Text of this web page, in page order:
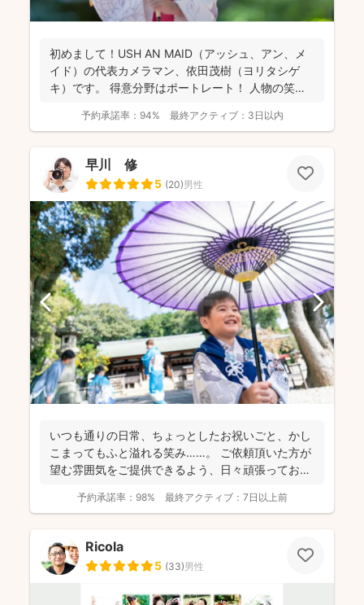
初めまして！USH AN MAID（アッシュ、アン、メ
イド）の代表カメラマン、依田茂樹（ヨリタシゲ
キ）です。 得意分野はポートレート！ 人物の笑顔
予約承諾率： 94% 最終アクティブ： 3日以内
早川 修
5 (20)男性
いつも通りの日常、ちょっとしたお祝いごと、かし
こまってもふと溢れる笑み……。 ご依頼頂いた方が
望む雰囲気をご提供できるよう、日々頑張っており
予約承諾率： 98% 最終アクティブ： 7日以上前
Ricola
5 (33)男性